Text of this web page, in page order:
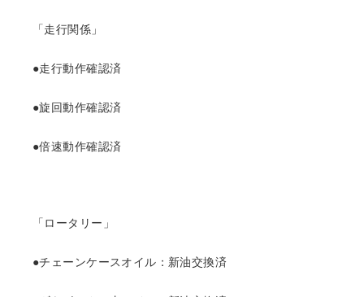
「走行関係」
●走行動作確認済
●旋回動作確認済
●倍速動作確認済
「ロータリー」
●チェーンケースオイル：新油交換済